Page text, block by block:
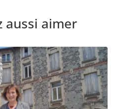
aussi aimer